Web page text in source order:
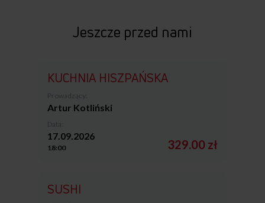
Jeszcze przed nami
KUCHNIA HISZPAŃSKA
Artur Kotliński
17.09.2026
18:00 329.00 zł
SUSHI